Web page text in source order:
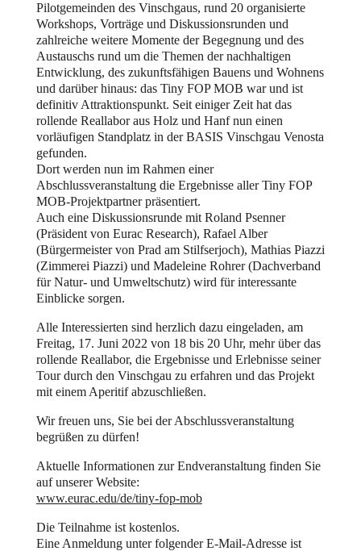
Pilotgemeinden des Vinschgaus, rund 20 organisierte
Workshops, Vorträge und Diskussionsrunden und
zahlreiche weitere Momente der Begegnung und des
Austauschs rund um die Themen der nachhaltigen
Entwicklung, des zukunftsfähigen Bauens und Wohnens
und darüber hinaus: das Tiny FOP MOB war und ist
definitiv Attraktionspunkt. Seit einiger Zeit hat das
rollende Reallabor aus Holz und Hanf nun einen
vorläufigen Standplatz in der BASIS Vinschgau Venosta
gefunden.
Dort werden nun im Rahmen einer
Abschlussveranstaltung die Ergebnisse aller Tiny FOP
MOB-Projektpartner präsentiert.
Auch eine Diskussionsrunde mit Roland Psenner
(Präsident von Eurac Research), Rafael Alber
(Bürgermeister von Prad am Stilfserjoch), Mathias Piazzi
(Zimmerei Piazzi) und Madeleine Rohrer (Dachverband
für Natur- und Umweltschutz) wird für interessante
Einblicke sorgen.
Alle Interessierten sind herzlich dazu eingeladen, am
Freitag, 17. Juni 2022 von 18 bis 20 Uhr, mehr über das
rollende Reallabor, die Ergebnisse und Erlebnisse seiner
Tour durch den Vinschgau zu erfahren und das Projekt
mit einem Aperitif abzuschließen.
Wir freuen uns, Sie bei der Abschlussveranstaltung
begrüßen zu dürfen!
Aktuelle Informationen zur Endveranstaltung finden Sie
auf unserer Website:
www.eurac.edu/de/tiny-fop-mob
Die Teilnahme ist kostenlos.
Eine Anmeldung unter folgender E-Mail-Adresse ist